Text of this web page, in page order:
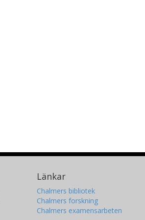
Länkar
Chalmers bibliotek
Chalmers forskning
Chalmers examensarbeten